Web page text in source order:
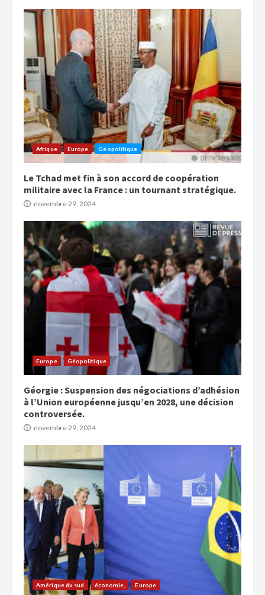
Afrique Europe Géopolitique
Le Tchad met fin à son accord de coopération
militaire avec la France : un tournant stratégique.
novembre 29, 2024
Europe Géopolitique
Géorgie : Suspension des négociations d’adhésion
à l’Union européenne jusqu’en 2028, une décision
controversée.
novembre 29, 2024
Amérique du sud économie, Europe